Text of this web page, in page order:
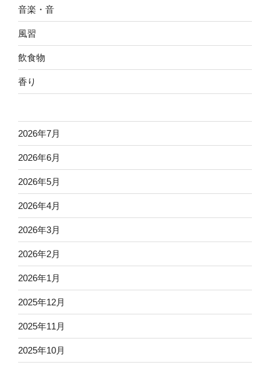
音楽・音
風習
飲食物
香り
2026年7月
2026年6月
2026年5月
2026年4月
2026年3月
2026年2月
2026年1月
2025年12月
2025年11月
2025年10月